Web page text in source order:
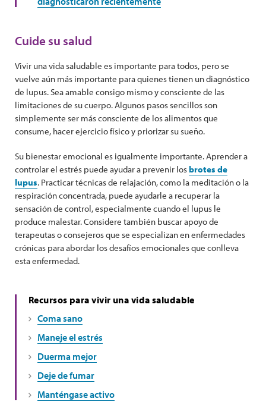
Cuide su salud
Vivir una vida saludable es importante para todos, pero se
vuelve aún más importante para quienes tienen un diagnóstico
de lupus. Sea amable consigo mismo y consciente de las
limitaciones de su cuerpo. Algunos pasos sencillos son
simplemente ser más consciente de los alimentos que
consume, hacer ejercicio físico y priorizar su sueño.
Su bienestar emocional es igualmente importante. Aprender a
controlar el estrés puede ayudar a prevenir losbrotes de
lupus. Practicar técnicas de relajación, como la meditación o la
respiración concentrada, puede ayudarle a recuperar la
sensación de control, especialmente cuando el lupus le
produce malestar. Considere también buscar apoyo de
terapeutas o consejeros que se especializan en enfermedades
crónicas para abordar los desafíos emocionales que conlleva
esta enfermedad.
Recursos para vivir una vida saludable
Coma sano
Maneje el estrés
Duerma mejor
Deje de fumar
Manténgase activo